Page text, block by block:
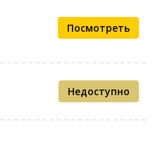
Посмотреть
Недоступно